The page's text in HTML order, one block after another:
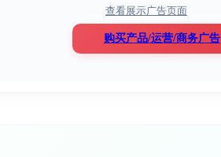
查看展示广告页面
购买产品/运营/商务广告